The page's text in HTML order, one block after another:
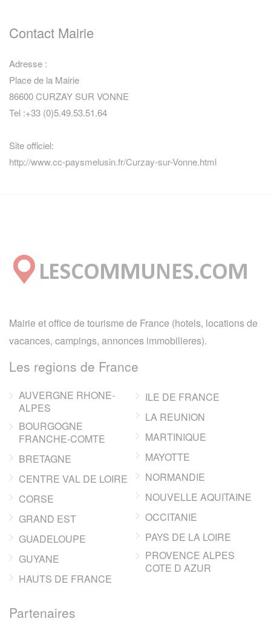
Contact Mairie
Adresse :
Place de la Mairie
86600 CURZAY SUR VONNE
Tel :+33 (0)5.49.53.51.64
Site officiel:
http://www.cc-paysmelusin.fr/Curzay-sur-Vonne.html
Mairie et office de tourisme de France (hotels, locations de
vacances, campings, annonces immobilieres).
Les regions de France
AUVERGNE RHONE-
ALPES
BOURGOGNE
FRANCHE-COMTE
BRETAGNE
CENTRE VAL DE LOIRE
CORSE
GRAND EST
GUADELOUPE
GUYANE
HAUTS DE FRANCE
ILE DE FRANCE
LA REUNION
MARTINIQUE
MAYOTTE
NORMANDIE
NOUVELLE AQUITAINE
OCCITANIE
PAYS DE LA LOIRE
PROVENCE ALPES
COTE D AZUR
Partenaires